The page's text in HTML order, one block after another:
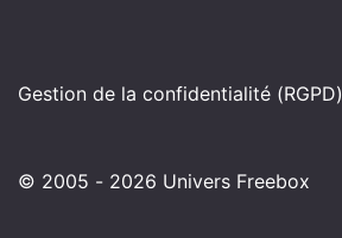
Gestion de la confidentialité (RGPD)
© 2005 - 2026 Univers Freebox